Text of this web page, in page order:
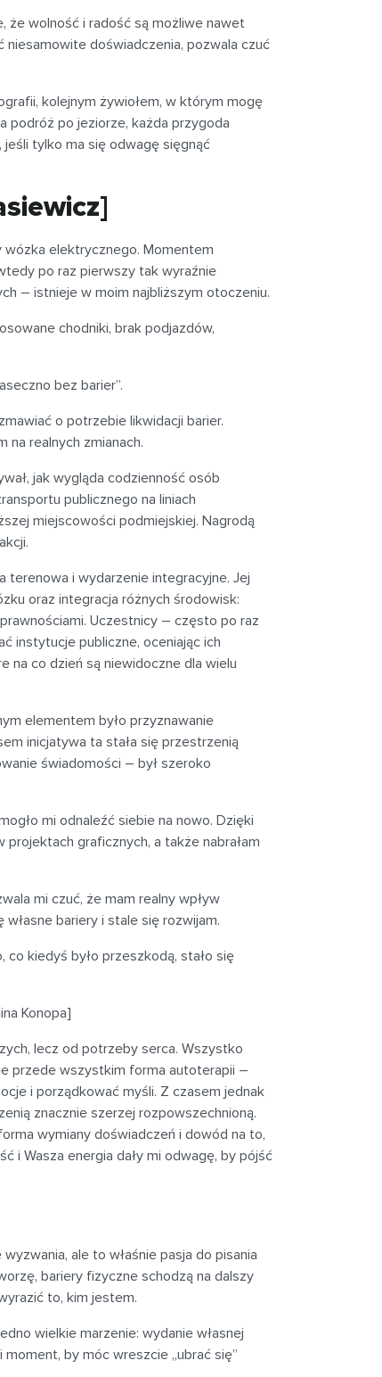
że wolność i radość są możliwe nawet
doświadczenia, pozwala czuć
kolejnym żywiołem, w którym mogę
podróż po jeziorze, każda przygoda
jeśli tylko ma się odwagę sięgnąć
wózka elektrycznego. Momentem
po raz pierwszy tak wyraźnie
– istnieje w moim najbliższym otoczeniu.
chodniki, brak podjazdów,
bez barier”.
o potrzebie likwidacji barier.
na realnych zmianach.
jak wygląda codzienność osób
publicznego na liniach
miejscowości podmiejskiej. Nagrodą
terenowa i wydarzenie integracyjne. Jej
oraz integracja różnych środowisk:
Uczestnicy – często po raz
instytucje publiczne, oceniając ich
na co dzień są niewidoczne dla wielu
elementem było przyznawanie
inicjatywa ta stała się przestrzenią
świadomości – był szeroko
mi odnaleźć siebie na nowo. Dzięki
projektach graficznych, a także nabrałam
mi czuć, że mam realny wpływ
bariery i stale się rozwijam.
co kiedyś było przeszkodą, stało się
Konopa]
lecz od potrzeby serca. Wszystko
przede wszystkim forma autoterapii –
i porządkować myśli. Z czasem jednak
znacznie szerzej rozpowszechnioną.
wymiany doświadczeń i dowód na to,
i Wasza energia dały mi odwagę, by pójść
ale to właśnie pasja do pisania
bariery fizyczne schodzą na dalszy
to, kim jestem.
wielkie marzenie: wydanie własnej
by móc wreszcie „ubrać się”